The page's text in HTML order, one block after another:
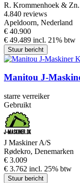
R. Krommenhoek & Zn.
4.840 reviews
Apeldoorn, Nederland
€ 40.900
€ 49.489 incl. 21% btw
Stuur bericht
Manitou J-
starre verreiker
Gebruikt
J Maskiner A/S
Rødekro, Denemarken
€ 3.009
€ 3.762 incl. 25% btw
Stuur bericht